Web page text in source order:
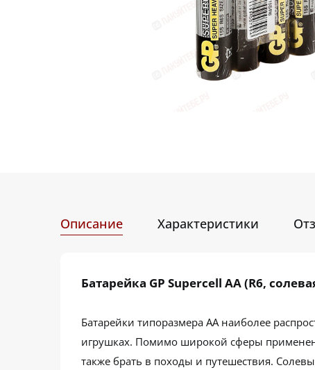
Описание Характеристики
Батарейка GP Supercell AA (R6,
Батарейки типоразмера АА наиболее
игрушках. Помимо широкой сферы
также брать в походы и путешествия.